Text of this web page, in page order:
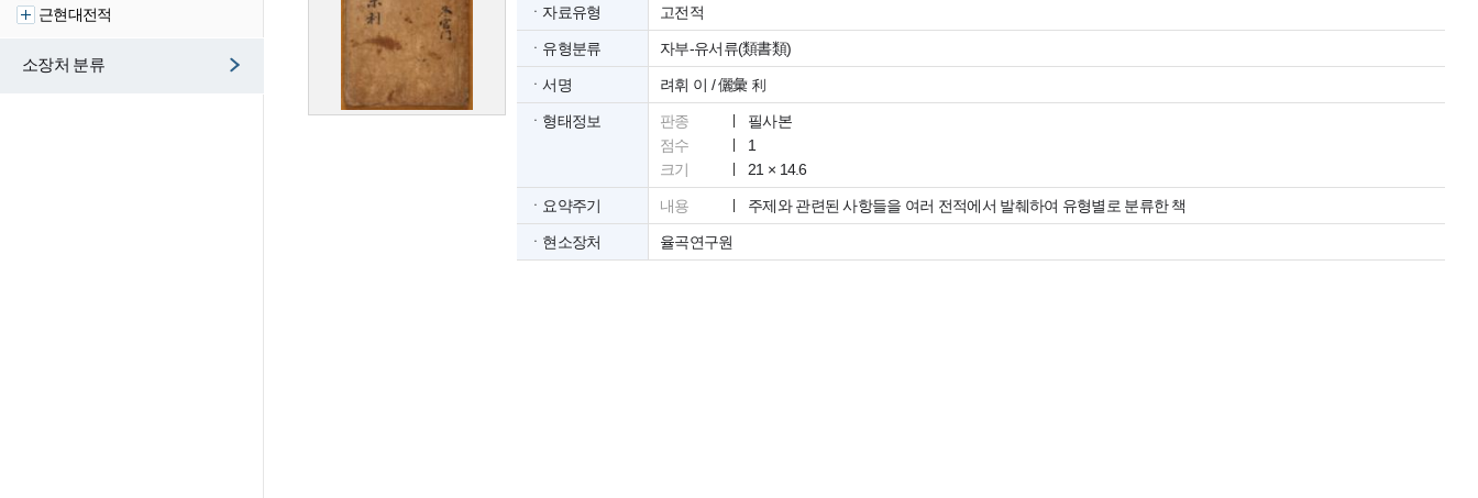
근현대전적
소장처 분류
ㆍ자료유형 고전적
ㆍ유형분류 자부-유서류(類書類)
ㆍ서명 려휘 이 / 儷彙 利
ㆍ형태정보 판종
필사본
점수
1
크기
21 × 14.6
ㆍ요약주기 내용 주제와 관련된 사항들을 여러 전적에서 발췌하여 유형별로 분류한 책
ㆍ현소장처 율곡연구원